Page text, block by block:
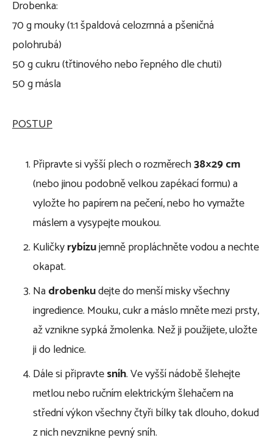
Drobenka:
70 g mouky (1:1 špaldová celozrnná a pšeničná
polohrubá)
50 g cukru (třtinového nebo řepného dle chuti)
50 g másla
POSTUP
Připravte si vyšší plech o rozměrech38×29 cm
(nebo jinou podobně velkou zapékací formu) a
vyložte ho papírem na pečení, nebo ho vymažte
máslem a vysypejte moukou.
Kuličkyrybízujemně propláchněte vodou a nechte
okapat.
Nadrobenkudejte do menší misky všechny
ingredience. Mouku, cukr a máslo mněte mezi prsty,
až vznikne sypká žmolenka. Než ji použijete, uložte
ji do lednice.
Dále si připravtesníh. Ve vyšší nádobě šlehejte
metlou nebo ručním elektrickým šlehačem na
střední výkon všechny čtyři bílky tak dlouho, dokud
z nich nevznikne pevný sníh.